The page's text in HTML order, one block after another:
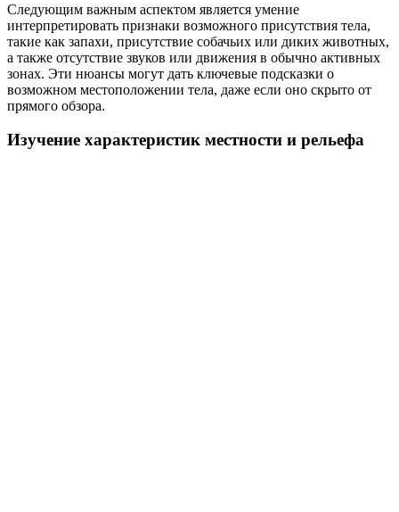
Следующим важным аспектом является умение
интерпретировать признаки возможного присутствия тела,
такие как запахи, присутствие собачьих или диких животных,
а также отсутствие звуков или движения в обычно активных
зонах. Эти нюансы могут дать ключевые подсказки о
возможном местоположении тела, даже если оно скрыто от
прямого обзора.
Изучение характеристик местности и рельефа